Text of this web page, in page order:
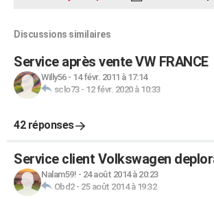
Discussions similaires
Service après vente VW FRANCE
Willy56- 14 févr. 2011 à 17:14
sclo73- 12 févr. 2020 à 10:33
42 réponses
Service client Volkswagen
Nalam59! - 24 août 2014 à 20:23
Obd2- 25 août 2014 à 19:32